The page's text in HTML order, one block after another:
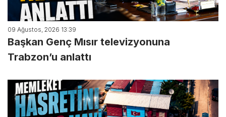
09 Ağustos, 2026 13:39
Başkan Genç Mısır televizyonuna
Trabzon’u anlattı